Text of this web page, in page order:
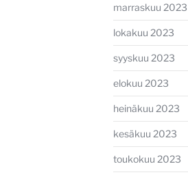
marraskuu 2023
lokakuu 2023
syyskuu 2023
elokuu 2023
heinäkuu 2023
kesäkuu 2023
toukokuu 2023